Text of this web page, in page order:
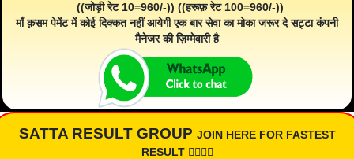
((जोड़ी रेट 10=960/-)) ((हरूफ़ रेट 100=960/-))
माँ क़सम पेमेंट में कोई दिक्कत नहीं आयेगी एक बार सेवा का मोका जरूर दे सट्टा कंपनी
मैनेजर की ज़िम्मेवारी है
SATTA RESULT GROUP JOIN HERE FOR FASTEST
RESULT 👇🏾👇🏾